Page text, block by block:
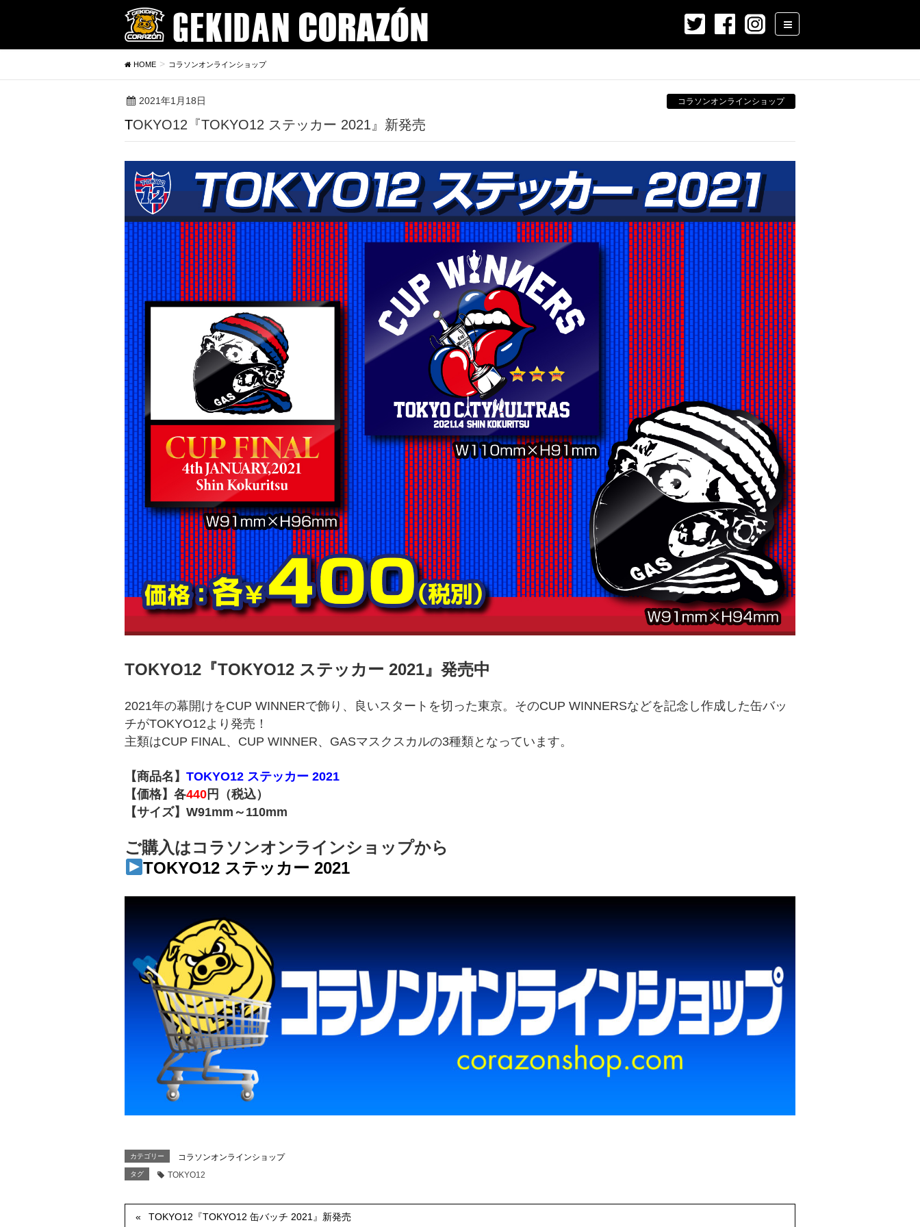
HOME コラソンオンラインショップ
2021年1月18日 コラソンオンラインショップ
TOKYO12『TOKYO12 ステッカー 2021』新発売
TOKYO12『TOKYO12 ステッカー 2021』発売中
2021年の幕開けをCUP WINNERで飾り、良いスタートを切った東京。そのCUP WINNERSなどを記念し作成した缶バッ
チがTOKYO12より発売！
主類はCUP FINAL、CUP WINNER、GASマスクスカルの3種類となっています。
【商品名】 TOKYO12 ステッカー 2021
【価格】各440 円（税込）
【サイズ】W91mm～110mm
ご購入はコラソンオンラインショップから
TOKYO12 ステッカー 2021
カテゴリー コラソンオンラインショップ
タグ TOKYO12
TOKYO12『TOKYO12 缶バッチ 2021』新発売